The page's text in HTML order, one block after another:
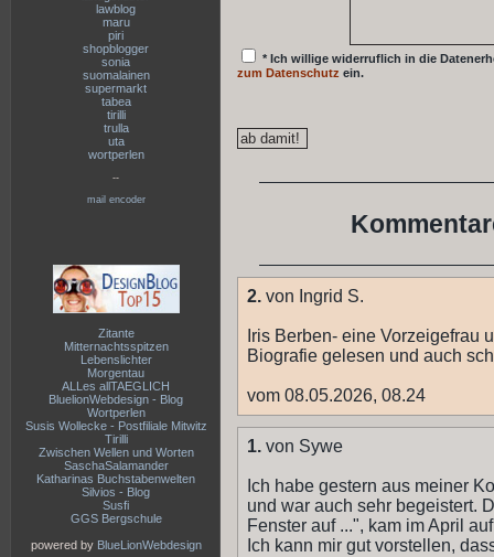
lawblog
maru
piri
shopblogger
sonia
suomalainen
supermarkt
tabea
tirilli
trulla
uta
wortperlen
--
mail encoder
Zitante
Mitternachtsspitzen
Lebenslichter
Morgentau
ALLes allTAEGLICH
BluelionWebdesign - Blog
Wortperlen
Susis Wollecke - Postfiliale Mitwitz
Tirilli
Zwischen Wellen und Worten
SaschaSalamander
Katharinas Buchstabenwelten
Silvios - Blog
Susfi
GGS Bergschule
powered by BlueLionWebdesign
* Ich willige widerruflich in die
zum Datenschutz ein.
2. von Ingrid S.
Iris Berben- eine Vorzeigefrau
Biografie gelesen und auch
vom 08.05.2026, 08.24
1. von Sywe
Ich habe gestern aus meiner
und war auch sehr begeistert.
Fenster auf ...", kam im April
Ich kann mir gut vorstellen,